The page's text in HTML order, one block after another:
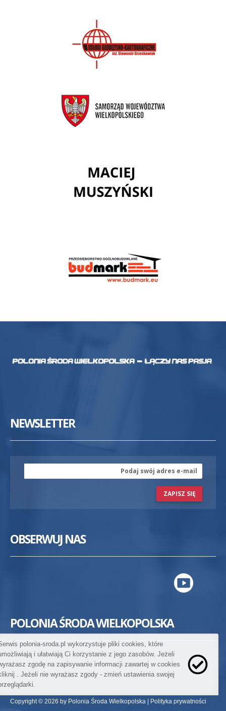
NEWSLETTER
ZAPISZ SIĘ
OBSERWUJ NAS
POLONIA ŚRODA WIELKOPOLSKA
Copyright © 2026 by Polonia Środa Wielkopolska | Polityka prywatności
polonia-sroda.pl wykorzystuje pliki cookies, które
i ułatwiają Ci korzystanie z jego zasobów. Jeżeli
zgodę na zapisywanie informacji zawartej w cookies
. Jeżeli nie wyrażasz zgody - zmień ustawienia swojej